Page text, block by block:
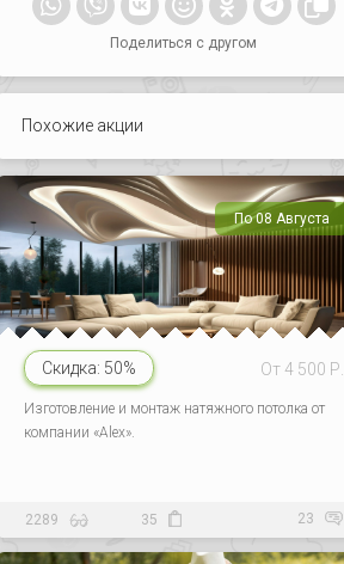
Поделиться с другом
Похожие акции
По 08 Августа
Скидка: 50% От 4 500 Р.
Изготовление и монтаж натяжного потолка от
компании «Alex».
2289 35 23